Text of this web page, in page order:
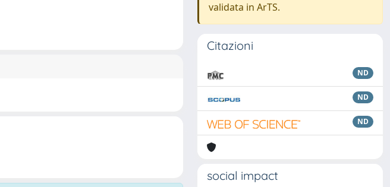
validata in ArTS.
Citazioni
ND
ND
ND
social impact